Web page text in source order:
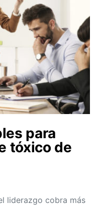
para
tóxico de
liderazgo cobra más